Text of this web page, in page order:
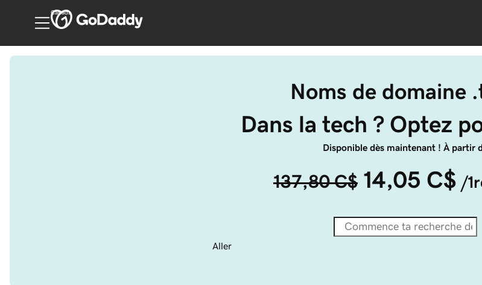
Canada
Noms de domaine
Dans la tech ? Optez
Disponible dès maintenant ! À partir
137,80 C$ 14,05 C$ /
Aller